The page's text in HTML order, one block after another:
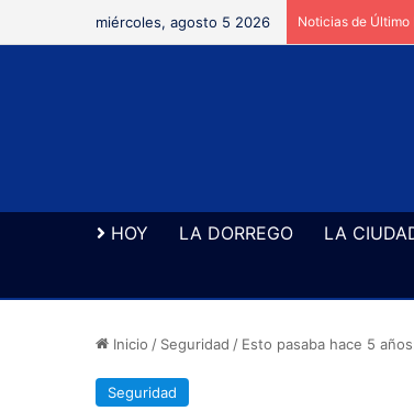
miércoles, agosto 5 2026 Noticias de Último
HOY LA DORREGO LA
Inicio / Seguridad / Esto pasaba hace 5
Seguridad